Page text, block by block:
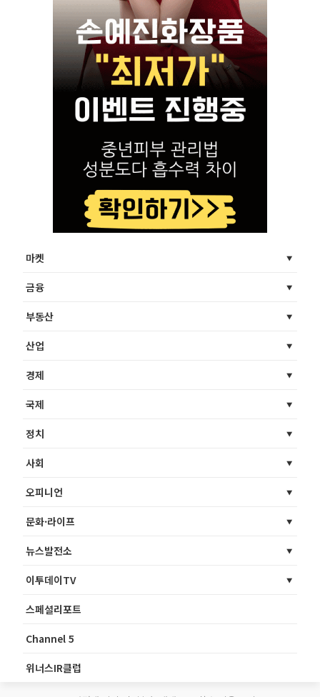
마켓
금융
부동산
산업
경제
국제
정치
사회
오피니언
문화·라이프
뉴스발전소
이투데이TV
스페셜리포트
Channel 5
위너스IR클럽